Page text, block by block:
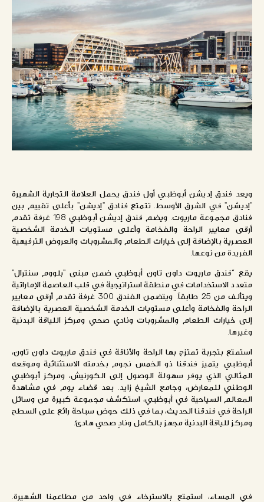
ويعد فندق إديشن أبوظبي أول فندق يحمل العلامة التجارية الشهيرة
"إديشن" في الشرق الأوسط. تتمتع فنادق "إديشن" بأعلى تقييم بين
فنادق مجموعة ماريوت. ويضم فندق إديشن أبوظبي 198 غرفة تقدم
أرقى معايير الراحة والفخامة وأعلى مستويات الخدمة الشخصية
العصرية بالإضافة إلى خيارات الطعام والمشروبات والعروض الترفيهية
الفريدة من نوعها.
يقع “فندق ماريوت داون تاون أبوظبي ضمن مبنى "بلووم سنترال"
متعدد الاستخدامات في منطقة استراتيجية في قلب العاصمة الإماراتية
ويتألف من 25 طابقاً. ويتضمن الفندق 300 غرفة تقدم أرقى معايير
الراحة والفخامة وأعلى مستويات الخدمة الشخصية العصرية بالإضافة
إلى خيارات الطعام والمشروبات ونادي صحي ومركز اللياقة البدنية
وغيرها.
استمتع بتجربة تمتزج بها الراحة والأناقة في فندق ماريوت داون تاون،
أبوظبي. يتميز فندقنا ذو الخمس نجوم بخدمته الاستثنائية وموقعه
المثالي الذي يوفر سهولة الوصول إلى الكورنيش، ومركز أبوظبي
الوطني للمعارض، وجامع الشيخ زايد. بعد قضاء يوم في مشاهدة
المعالم السياحية في أبوظبي، استكشف مجموعة كبيرة من وسائل
الراحة في فندقنا الحديث، بما في ذلك حوض سباحة رائع على السطح
ومركز للياقة البدنية مجهز بالكامل ونادٍ صحي هادئ.
في المساء، استمتع بالاسترخاء في واحد من مطاعمنا الشهيرة.